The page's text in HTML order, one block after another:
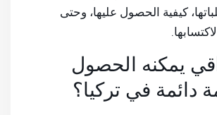
كيفية الحصول عليها، وحتى
يمكنه الحصول
دائمة في تركيا؟